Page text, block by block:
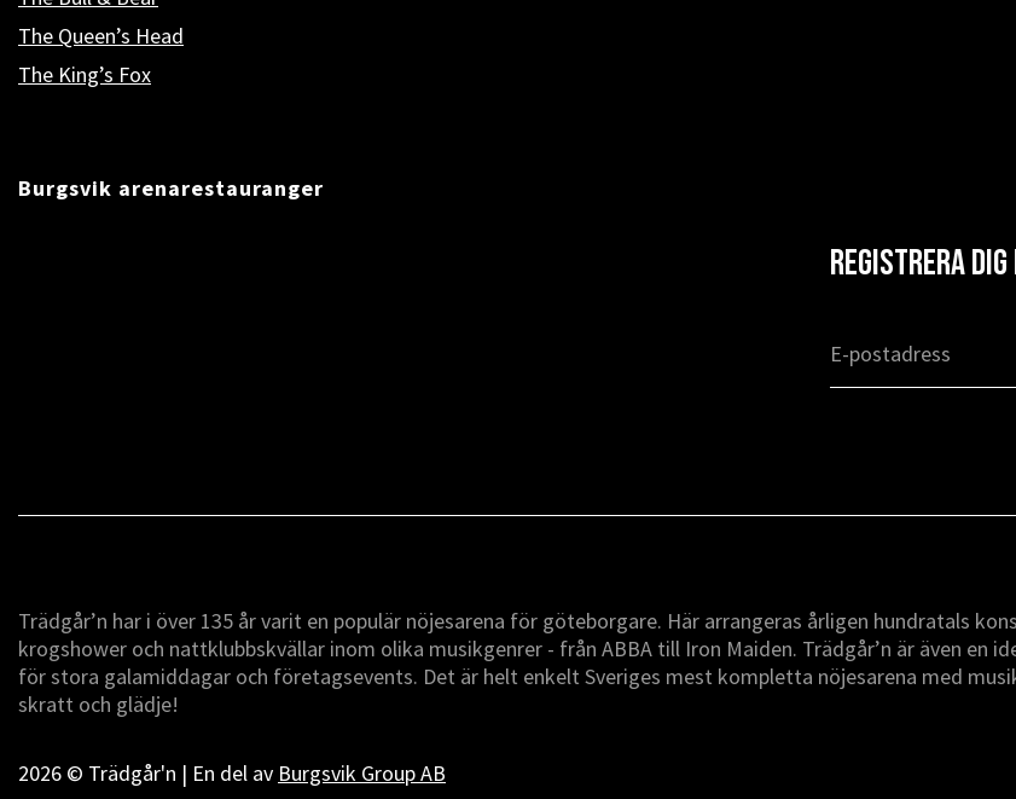
The Queen’s Head
The King’s Fox
Burgsvik arenarestauranger
Registrera
Trädgår’n har i över 135 år varit en populär nöjesarena för göteborgare. Här arrangeras årligen hundratals
krogshower och nattklubbskvällar inom olika musikgenrer - från ABBA till Iron Maiden. Trädgår’n är även en
för stora galamiddagar och företagsevents. Det är helt enkelt Sveriges mest kompletta nöjesarena med
skratt och glädje!
2026 © Trädgår'n | En del av Burgsvik Group AB